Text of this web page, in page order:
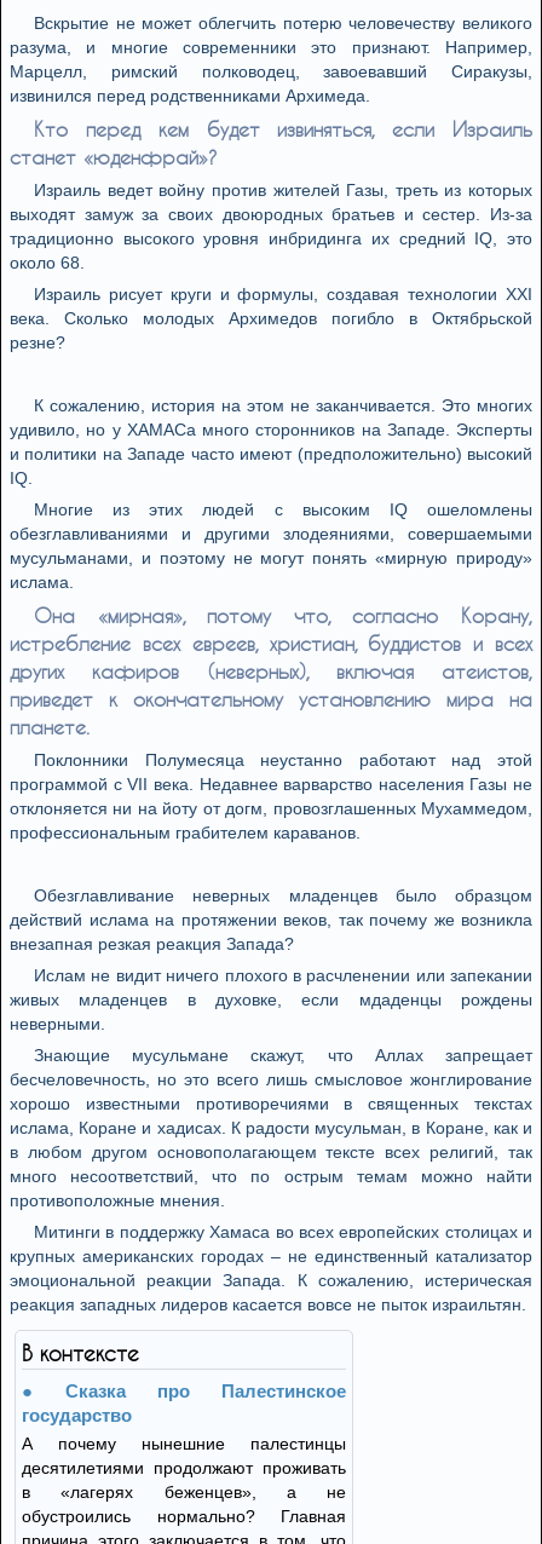
Вскрытие не может облегчить потерю человечеству великого
разума, и многие современники это признают. Например,
Марцелл, римский полководец, завоевавший Сиракузы,
извинился перед родственниками Архимеда.
Кто перед кем будет извиняться, если Израиль
станет «юденфрай»?
Израиль ведет войну против жителей Газы, треть из которых
выходят замуж за своих двоюродных братьев и сестер. Из-за
традиционно высокого уровня инбридинга их средний IQ, это
около 68.
Израиль рисует круги и формулы, создавая технологии XXI
века. Сколько молодых Архимедов погибло в Октябрьской
резне?
К сожалению, история на этом не заканчивается. Это многих
удивило, но у ХАМАСа много сторонников на Западе. Эксперты
и политики на Западе часто имеют (предположительно) высокий
IQ.
Многие из этих людей с высоким IQ ошеломлены
обезглавливаниями и другими злодеяниями, совершаемыми
мусульманами, и поэтому не могут понять «мирную природу»
ислама.
Она «мирная», потому что, согласно Корану,
истребление всех евреев, христиан, буддистов и всех
других кафиров (неверных), включая атеистов,
приведет к окончательному установлению мира на
планете.
Поклонники Полумесяца неустанно работают над этой
программой с VII века. Недавнее варварство населения Газы не
отклоняется ни на йоту от догм, провозглашенных Мухаммедом,
профессиональным грабителем караванов.
Обезглавливание неверных младенцев было образцом
действий ислама на протяжении веков, так почему же возникла
внезапная резкая реакция Запада?
Ислам не видит ничего плохого в расчленении или запекании
живых младенцев в духовке, если мдаденцы рождены
неверными.
Знающие мусульмане скажут, что Аллах запрещает
бесчеловечность, но это всего лишь смысловое жонглирование
хорошо известными противоречиями в священных текстах
ислама, Коране и хадисах. К радости мусульман, в Коране, как и
в любом другом основополагающем тексте всех религий, так
много несоответствий, что по острым темам можно найти
противоположные мнения.
Митинги в поддержку Хамаса во всех европейских столицах и
крупных американских городах – не единственный катализатор
эмоциональной реакции Запада. К сожалению, истерическая
реакция западных лидеров касается вовсе не пыток израильтян.
В контексте
Сказка про Палестинское
государство
А почему нынешние палестинцы
десятилетиями продолжают проживать
в «лагерях беженцев», а не
обустроились нормально? Главная